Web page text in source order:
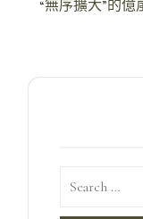
“無序擴大”的億